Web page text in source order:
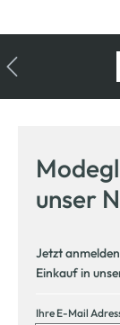
unser
Jetzt
Einkauf in
Ihre E-Mail